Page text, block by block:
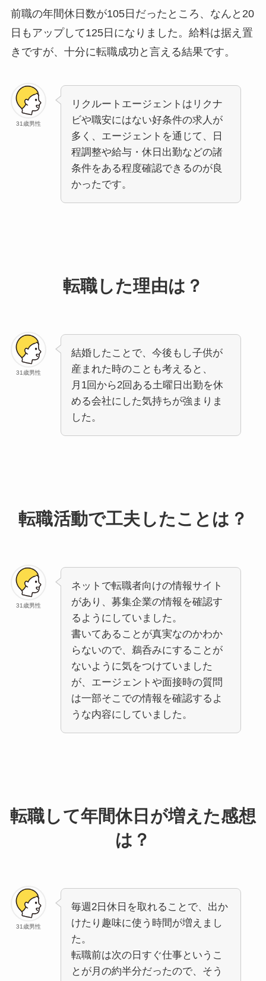
前職の年間休日数が105日だったところ、なんと20
日もアップして125日になりました。給料は据え置
きですが、十分に転職成功と言える結果です。
31歳男性
リクルートエージェントはリクナ
ビや職安にはない好条件の求人が
多く、エージェントを通じて、日
程調整や給与・休日出勤などの諸
条件をある程度確認できるのが良
かったです。
転職した理由は？
31歳男性
結婚したことで、今後もし子供が
産まれた時のことも考えると、
月1回から2回ある土曜日出勤を休
める会社にした気持ちが強まりま
した。
転職活動で工夫したことは？
31歳男性
ネットで転職者向けの情報サイト
があり、募集企業の情報を確認す
るようにしていました。
書いてあることが真実なのかわか
らないので、鵜呑みにすることが
ないように気をつけていました
が、エージェントや面接時の質問
は一部そこでの情報を確認するよ
うな内容にしていました。
転職して年間休日が増えた感想
は？
31歳男性
毎週2日休日を取れることで、出か
けたり趣味に使う時間が増えまし
た。
転職前は次の日すぐ仕事というこ
とが月の約半分だったので、そう